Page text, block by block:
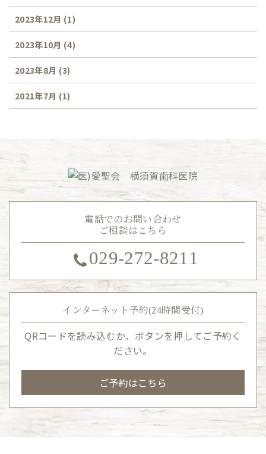
2023年12月 (1)
2023年10月 (4)
2023年8月 (3)
2021年7月 (1)
電話でのお問い合わせ
ご相談はこちら
029-272-8211
インターネット予約(24時間受付)
QRコードを読み込むか、ボタンを押してご予約く
ださい。
ご予約はこちら